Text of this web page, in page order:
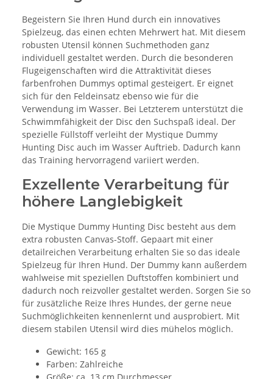
Begeistern Sie Ihren Hund durch ein innovatives
Spielzeug, das einen echten Mehrwert hat. Mit diesem
robusten Utensil können Suchmethoden ganz
individuell gestaltet werden. Durch die besonderen
Flugeigenschaften wird die Attraktivität dieses
farbenfrohen Dummys optimal gesteigert. Er eignet
sich für den Feldeinsatz ebenso wie für die
Verwendung im Wasser. Bei Letzterem unterstützt die
Schwimmfähigkeit der Disc den Suchspaß ideal. Der
spezielle Füllstoff verleiht der Mystique Dummy
Hunting Disc auch im Wasser Auftrieb. Dadurch kann
das Training hervorragend variiert werden.
Exzellente Verarbeitung für
höhere Langlebigkeit
Die Mystique Dummy Hunting Disc besteht aus dem
extra robusten Canvas-Stoff. Gepaart mit einer
detailreichen Verarbeitung erhalten Sie so das ideale
Spielzeug für Ihren Hund. Der Dummy kann außerdem
wahlweise mit speziellen Duftstoffen kombiniert und
dadurch noch reizvoller gestaltet werden. Sorgen Sie so
für zusätzliche Reize Ihres Hundes, der gerne neue
Suchmöglichkeiten kennenlernt und ausprobiert. Mit
diesem stabilen Utensil wird dies mühelos möglich.
Gewicht: 165 g
Farben: Zahlreiche